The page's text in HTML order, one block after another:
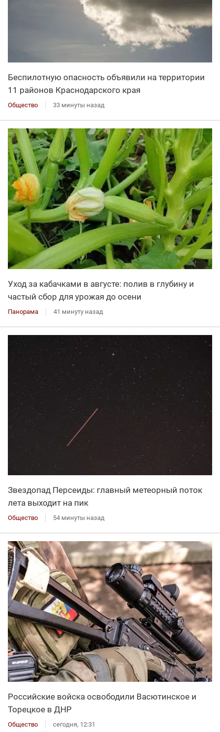
Беспилотную опасность объявили на территории
11 районов Краснодарского края
Общество 33 минуты назад
Уход за кабачками в августе: полив в глубину и
частый сбор для урожая до осени
Панорама 41 минуту назад
Звездопад Персеиды: главный метеорный поток
лета выходит на пик
Общество 54 минуты назад
Российские войска освободили Васютинское и
Торецкое в ДНР
Общество сегодня, 12:31